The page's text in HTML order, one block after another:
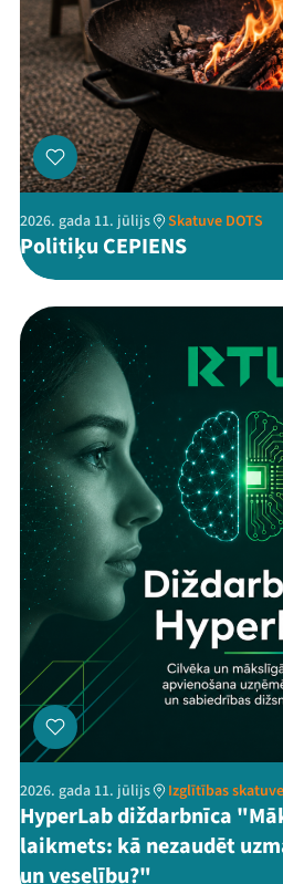
2026. gada 11. jūlijs Skatuve DOTS
Politiķu CEPIENS
2026. gada 11. jūlijs Izglītības skatuve
HyperLab diždarbnīca
laikmets: kā nezaudēt
un veselību?"